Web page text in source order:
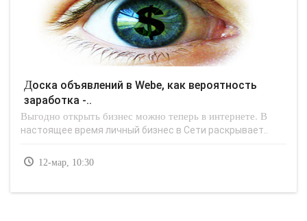
Доска объявлений в Webе, как вероятность
заработка -..
Выгодно открыть бизнес можно теперь в интернете. В
настоящее время личный бизнес в Сети раскрывает..
12-мар, 10:30